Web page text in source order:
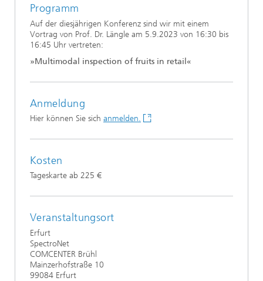
Programm
Auf der diesjährigen Konferenz sind wir mit einem
Vortrag von Prof. Dr. Längle am 5.9.2023 von 16:30 bis
16:45 Uhr vertreten:
»Multimodal inspection of fruits in retail«
Anmeldung
Hier können Sie sich anmelden.
Kosten
Tageskarte ab 225 €
Veranstaltungsort
Erfurt
SpectroNet
COMCENTER Brühl
Mainzerhofstraße 10
99084 Erfurt